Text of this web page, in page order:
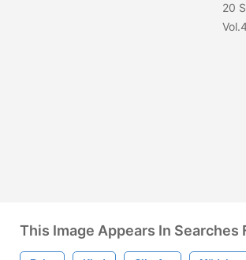
20
Vol.4
This Image Appears In Searches